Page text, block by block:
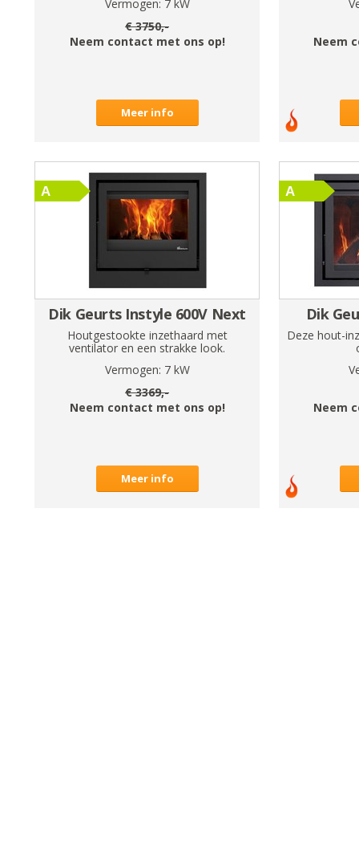
Vermogen: 7kW
€3750,-
Neem contact met ons op!
Meer info
Neem
Dik Geurts Instyle 600V Next
Houtgestookte inzethaard met
ventilator en een strakke look.
Vermogen: 7kW
€3369,-
Neem contact met ons op!
Meer info
Dik
Deze hout-
Neem